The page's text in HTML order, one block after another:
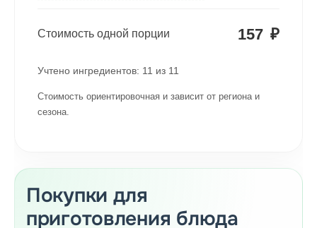
Стоимость одной порции 157 ₽
Учтено ингредиентов: 11 из 11
Стоимость ориентировочная и зависит от региона и
сезона.
Покупки для
приготовления блюда